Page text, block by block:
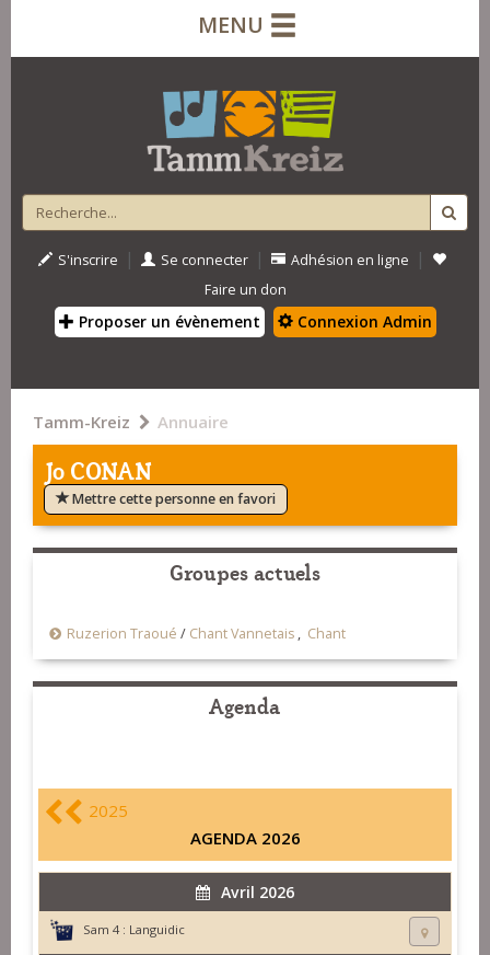
MENU
S'inscrire | Se connecter | Adhésion en ligne |
Faire un don
Proposer un évènement Connexion Admin
Tamm-Kreiz Annuaire
Jo CONAN
Mettre cette personne en favori
Groupes actuels
Ruzerion Traoué / Chant Vannetais , Chant
Agenda
2025
AGENDA 2026
Avril 2026
Sam 4 : Languidic